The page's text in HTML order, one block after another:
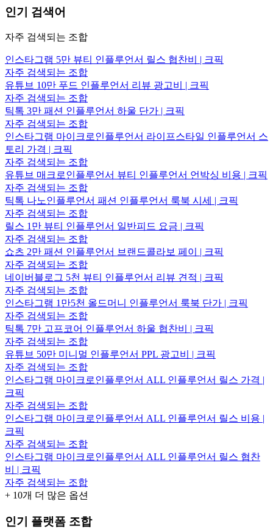
인기 검색어
자주 검색되는 조합
인스타그램 5만 뷰티 인플루언서 릴스 협찬비 | 크픽
자주 검색되는 조합
유튜브 10만 푸드 인플루언서 리뷰 광고비 | 크픽
자주 검색되는 조합
틱톡 3만 패션 인플루언서 하울 단가 | 크픽
자주 검색되는 조합
인스타그램 마이크로인플루언서 라이프스타일 인플루언서 스
토리 가격 | 크픽
자주 검색되는 조합
유튜브 매크로인플루언서 뷰티 인플루언서 언박싱 비용 | 크픽
자주 검색되는 조합
틱톡 나노인플루언서 패션 인플루언서 룩북 시세 | 크픽
자주 검색되는 조합
릴스 1만 뷰티 인플루언서 일반피드 요금 | 크픽
자주 검색되는 조합
쇼츠 2만 패션 인플루언서 브랜드콜라보 페이 | 크픽
자주 검색되는 조합
네이버블로그 5천 뷰티 인플루언서 리뷰 견적 | 크픽
자주 검색되는 조합
인스타그램 1만5천 올드머니 인플루언서 룩북 단가 | 크픽
자주 검색되는 조합
틱톡 7만 고프코어 인플루언서 하울 협찬비 | 크픽
자주 검색되는 조합
유튜브 50만 미니멀 인플루언서 PPL 광고비 | 크픽
자주 검색되는 조합
인스타그램 마이크로인플루언서 ALL 인플루언서 릴스 가격 |
크픽
자주 검색되는 조합
인스타그램 마이크로인플루언서 ALL 인플루언서 릴스 비용 |
크픽
자주 검색되는 조합
인스타그램 마이크로인플루언서 ALL 인플루언서 릴스 협찬
비 | 크픽
자주 검색되는 조합
+ 10개 더 많은 옵션
인기 플랫폼 조합